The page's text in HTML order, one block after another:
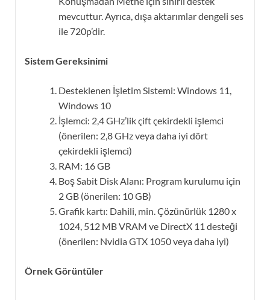
mevcuttur. Ayrıca, dışa aktarımlar dengeli ses
ile 720p’dir.
Sistem Gereksinimi
Desteklenen İşletim Sistemi: Windows 11,
Windows 10
İşlemci: 2,4 GHz’lik çift çekirdekli işlemci
(önerilen: 2,8 GHz veya daha iyi dört
çekirdekli işlemci)
RAM: 16 GB
Boş Sabit Disk Alanı: Program kurulumu için
2 GB (önerilen: 10 GB)
Grafik kartı: Dahili, min. Çözünürlük 1280 x
1024, 512 MB VRAM ve DirectX 11 desteği
(önerilen: Nvidia GTX 1050 veya daha iyi)
Örnek Görüntüler